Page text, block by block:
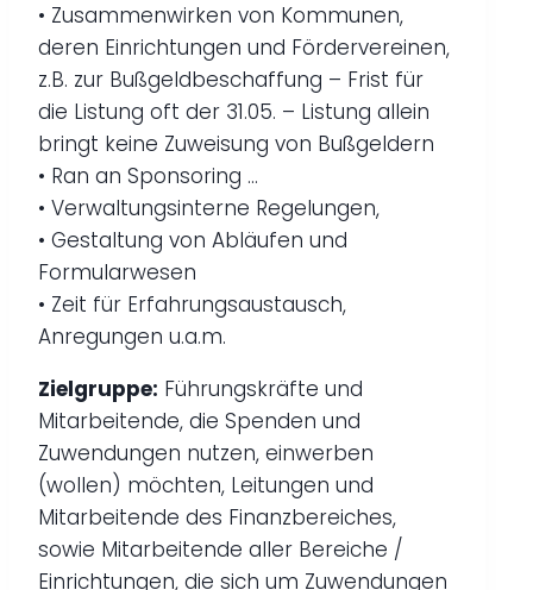
• Zusammenwirken von Kommunen,
deren Einrichtungen und Fördervereinen,
z.B. zur Bußgeldbeschaffung – Frist für
die Listung oft der 31.05. – Listung allein
bringt keine Zuweisung von Bußgeldern
• Ran an Sponsoring …
• Verwaltungsinterne Regelungen,
• Gestaltung von Abläufen und
Formularwesen
• Zeit für Erfahrungsaustausch,
Anregungen u.a.m.
Zielgruppe: Führungskräfte und
Mitarbeitende, die Spenden und
Zuwendungen nutzen, einwerben
(wollen) möchten, Leitungen und
Mitarbeitende des Finanzbereiches,
sowie Mitarbeitende aller Bereiche /
Einrichtungen, die sich um Zuwendungen